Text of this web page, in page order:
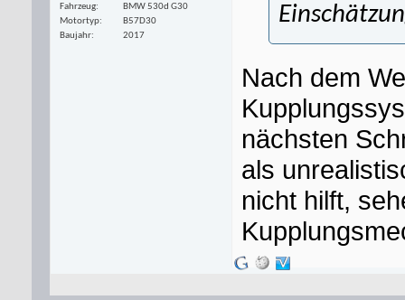
Fahrzeug
BMW 530d G30
Motortyp
B57D30
Baujahr
2017
Nach dem
nächsten
als
nicht hilft,